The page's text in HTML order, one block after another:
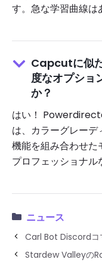
す。急な学習曲線は
Capcutに似
度なオプショ
か？
はい！
は、カラーグレー
機能を組み合わせた
プロフェッショナル
ニュース
Carl Bot Discordコ
Stardew Valleyの